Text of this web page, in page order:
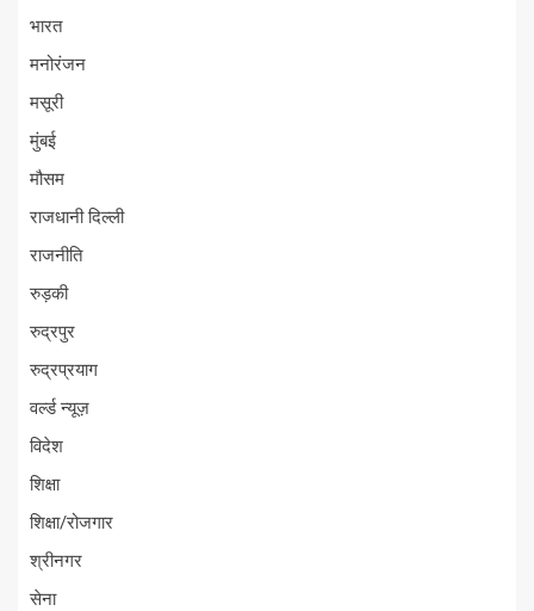
भारत
मनोरंजन
मसूरी
मुंबई
मौसम
राजधानी दिल्ली
राजनीति
रुड़की
रुद्रपुर
रुद्रप्रयाग
वर्ल्ड न्यूज़
विदेश
शिक्षा
शिक्षा/रोजगार
श्रीनगर
सेना